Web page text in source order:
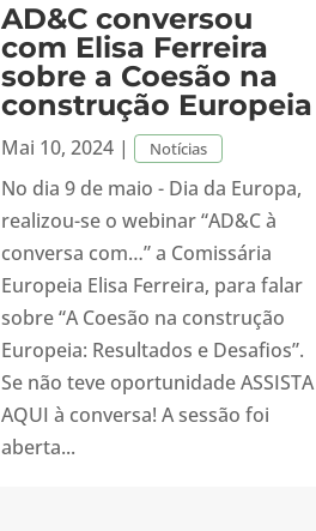
AD&C conversou
com Elisa Ferreira
sobre a Coesão na
construção Europeia
Mai 10, 2024 | Notícias
No dia 9 de maio - Dia da Europa,
realizou-se o webinar “AD&C à
conversa com…” a Comissária
Europeia Elisa Ferreira, para falar
sobre “A Coesão na construção
Europeia: Resultados e Desafios”.
Se não teve oportunidade ASSISTA
AQUI à conversa! A sessão foi
aberta...